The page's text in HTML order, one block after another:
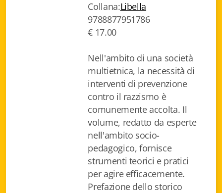
Collana:Libella
9788877951786
€ 17.00
Nell'ambito di una società
multietnica, la necessità di
interventi di prevenzione
contro il razzismo è
comunemente accolta. Il
volume, redatto da esperte
nell'ambito socio-
pedagogico, fornisce
strumenti teorici e pratici
per agire efficacemente.
Prefazione dello storico
EJO- European Journalism Observatory
iQuaderni - fondazioneculturalecollinadoro